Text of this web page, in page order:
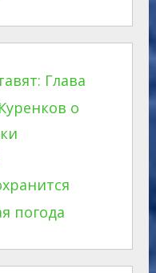
Глава
о
погода